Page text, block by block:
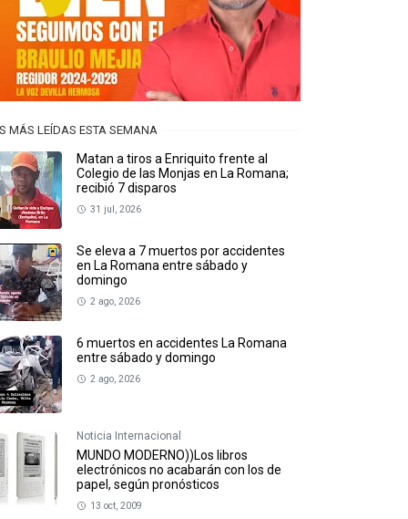
MÁS LEÍDAS ESTA SEMANA
Matan a tiros a Enriquito frente al
Colegio de las Monjas en La Romana;
recibió 7 disparos
31 jul, 2026
Se eleva a 7 muertos por accidentes
en La Romana entre sábado y
domingo
2 ago, 2026
6 muertos en accidentes La Romana
entre sábado y domingo
2 ago, 2026
Noticia Internacional
MUNDO MODERNO))Los libros
electrónicos no acabarán con los de
papel, según pronósticos
13 oct, 2009